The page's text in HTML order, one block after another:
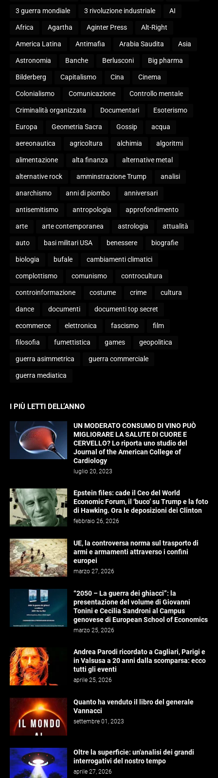
3 guerra mondiale 3 rivoluzione industriale AI
Africa Agartha Aginter Press Alt-Right
America Latina Antimafia Arabia Saudita Asia
Astronomia Banche Berlusconi Big pharma
Bilderberg Capitalismo Cina Cinema
Colonialismo Comunicazione Controllo mentale
Criminalità organizzata Documentari Esoterismo
Europa Geometria Sacra Gossip acqua
aereonautica agricoltura alchimia algoritmi
alimentazione alta finanza alternative metal
alternative rock amminstrazione Trump analisi
anarchismo anni di piombo anniversari
antisemitismo antropologia approfondimento
arte arte contemporanea astrologia attualità
auto basi militari USA benessere biografie
biologia bufale cambiamenti climatici
complottismo comunismo controcultura
controinformazione costume crime cultura
dance documenti documenti top secret
ecommerce elettronica fascismo film
filosofia fumettistica games geopolitica
guerra asimmetrica guerra commerciale
guerra mediatica
I PIÙ LETTI DELL’ANNO
UN MODERATO CONSUMO DI VINO PUÒ
MIGLIORARE LA SALUTE DI CUORE E
CERVELLO? Lo riporta uno studio del
Journal of the American College of
Cardiology
luglio 20, 2023
Epstein files: cade il Ceo del World
Economic Forum, il ‘buco’ su Trump e la foto
di Hawking. Ora le deposizioni dei Clinton
febbraio 26, 2026
UE, la controversa norma sul trasporto di
armi e armamenti attraverso i confini
europei
marzo 27, 2026
“2050 – La guerra dei ghiacci”: la
presentazione del volume di Giovanni
Tonini e Cecilia Sandroni al Campus
genovese di European School of Economics
marzo 25, 2026
Andrea Parodi ricordato a Cagliari, Parigi e
in Valsusa a 20 anni dalla scomparsa: ecco
tutti gli eventi
aprile 25, 2026
Quanto ha venduto il libro del generale
Vannacci
settembre 01, 2023
Oltre la superficie: un'analisi dei grandi
interrogativi del nostro tempo
aprile 27, 2026